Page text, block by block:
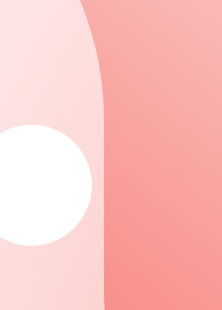
ルファーの育成を基軸に、ゴルフ業界